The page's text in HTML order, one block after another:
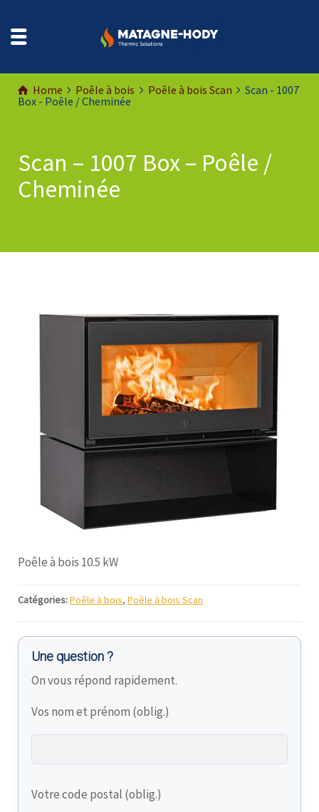
Home Poêle à bois Poêle à bois Scan
Scan - 1007
Box - Poêle / Cheminée
Scan – 1007 Box – Poêle /
Cheminée
Poêle à bois 10.5 kW
Catégories:Poêle à bois, Poêle à bois Scan
Une question ?
On vous répond rapidement.
Vos nom et prénom (oblig.)
Votre code postal (oblig.)